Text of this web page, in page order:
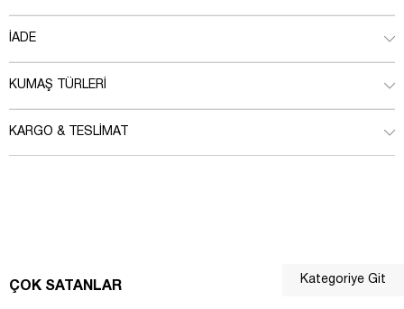
İADE
KUMAŞ TÜRLERI
KARGO & TESLIMAT
ÇOK SATANLAR
Kategoriye Git